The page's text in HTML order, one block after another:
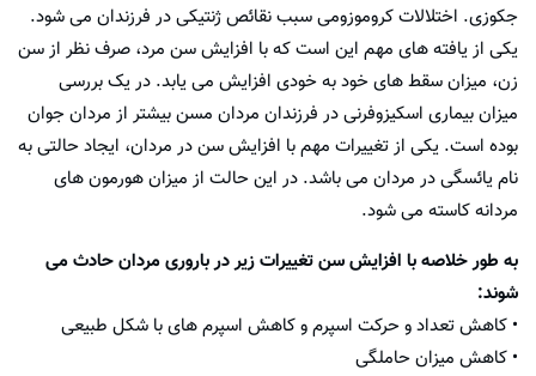
جکوزی. اختلالات کروموزومی سبب نقائص ژنتیکی در فرزندان می شود.
یکی از یافته های مهم این است که با افزایش سن مرد، صرف نظر از سن
زن، میزان سقط های خود به خودی افزایش می یابد. در یک بررسی
میزان بیماری اسکیزوفرنی در فرزندان مردان مسن بیشتر از مردان جوان
بوده است. یکی از تغییرات مهم با افزایش سن در مردان، ایجاد حالتی به
نام یائسگی در مردان می باشد. در این حالت از میزان هورمون های
مردانه کاسته می شود.
به طور خلاصه با افزایش سن تغییرات زیر در باروری مردان حادث می
شوند:
• کاهش تعداد و حرکت اسپرم و کاهش اسپرم های با شکل طبیعی
• کاهش میزان حاملگی